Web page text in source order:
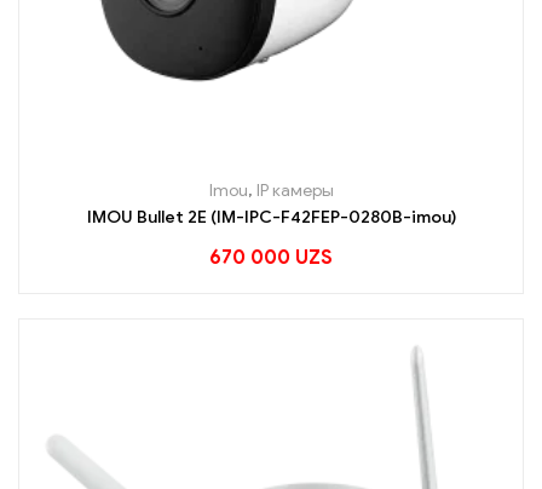
Imou, IP камеры
IMOU Bullet 2E (IM-IPC-F42FEP-0280B-imou)
670 000 UZS